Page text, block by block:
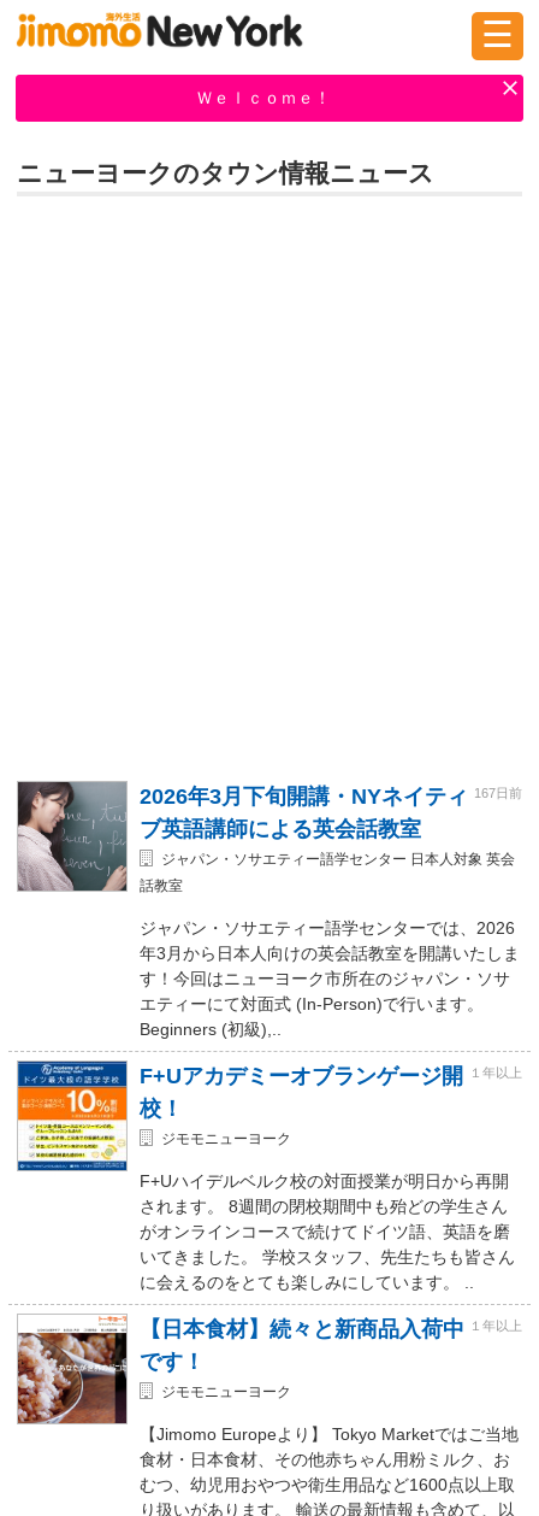
☰
Ｗｅｌｃｏｍｅ！
ニューヨークのタウン情報ニュース
2026年3月下旬開講・NYネイティ
ブ英語講師による英会話教室
167日前
ジャパン・ソサエティー語学センター 日本人対象 英会
話教室
ジャパン・ソサエティー語学センターでは、2026
年3月から日本人向けの英会話教室を開講いたしま
す！今回はニューヨーク市所在のジャパン・ソサ
エティーにて対面式 (In-Person)で行います。
Beginners (初級),..
F+Uアカデミーオブランゲージ開
校！
１年以上
ジモモニューヨーク
F+Uハイデルベルク校の対面授業が明日から再開
されます。 8週間の閉校期間中も殆どの学生さん
がオンラインコースで続けてドイツ語、英語を磨
いてきました。 学校スタッフ、先生たちも皆さん
に会えるのをとても楽しみにしています。 ..
【日本食材】続々と新商品入荷中
です！
１年以上
ジモモニューヨーク
【Jimomo Europeより】 Tokyo Marketではご当地
食材・日本食材、その他赤ちゃん用粉ミルク、お
むつ、幼児用おやつや衛生用品など1600点以上取
り扱いがあります。 輸送の最新情報も含めて、以